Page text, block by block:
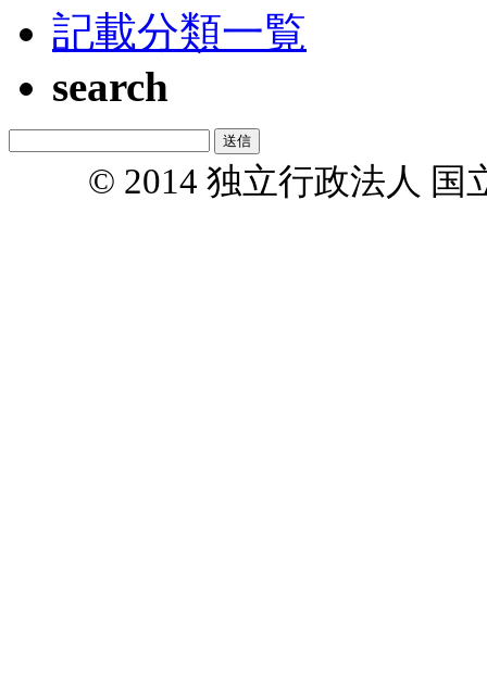
記載分類一覧
search
© 2014 独立行政法人 国